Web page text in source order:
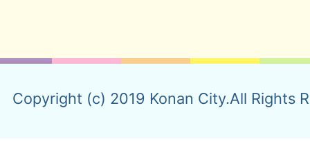
Copyright (c) 2019 Konan City.All Rights